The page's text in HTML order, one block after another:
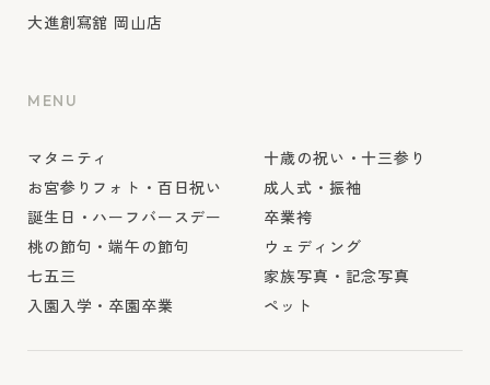
大進創寫舘 岡山店
MENU
マタニティ
お宮参りフォト・百日祝い
誕生日・ハーフバースデー
桃の節句・端午の節句
七五三
入園入学・卒園卒業
十歳の祝い・十三参り
成人式・振袖
卒業袴
ウェディング
家族写真・記念写真
ペット